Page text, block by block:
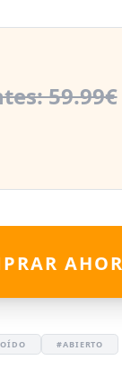
59.99€
#ABIERTO